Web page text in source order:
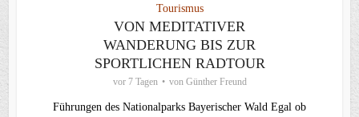
Tourismus
VON MEDITATIVER
WANDERUNG BIS ZUR
SPORTLICHEN RADTOUR
vor 7 Tagen von Günther Freund
Führungen des Nationalparks Bayerischer Wald Egal ob